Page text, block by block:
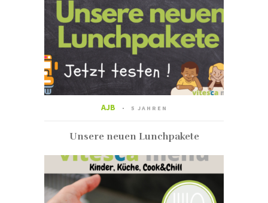
AJB 5 JAHREN
Unsere neuen Lunchpakete